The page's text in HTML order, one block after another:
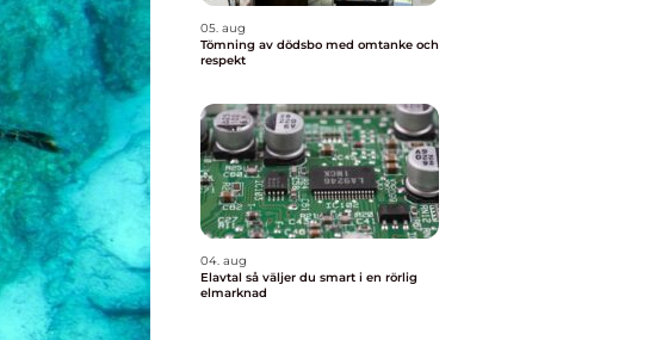
05. aug
Tömning av dödsbo med omtanke och
respekt
04. aug
Elavtal så väljer du smart i en rörlig
elmarknad